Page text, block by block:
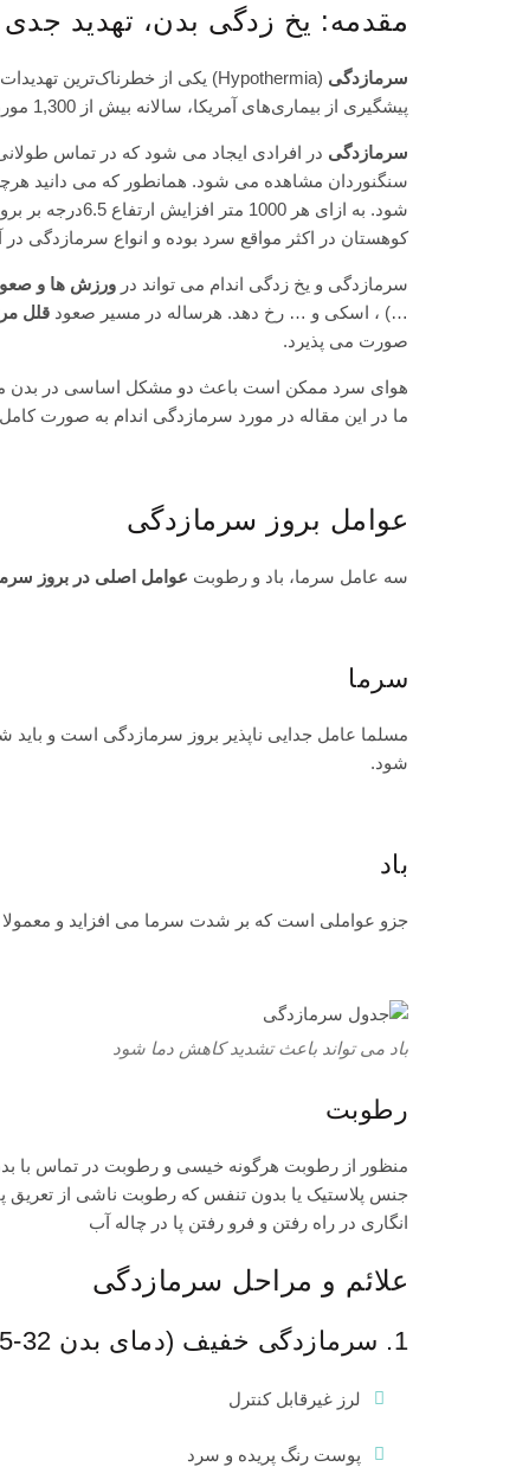
مقدمه: یخ زدگی بدن، تهدید جدی
سرمازدگی (Hypothermia) یکی از خطرناک‌ترین تهدیدات برای کوهنوردان، طبیعت‌گردان و ماجراجویان است. بر اساس آمار
پیشگیری از بیماری‌های آمریکا، سالانه بیش از 1,300 مورد مرگ ناشی از سرمازدگی در ایالات متحده گزارش می‌شود.
سرمازدگی در افرادی ایجاد می شود که در تماس
سنگنوردان مشاهده می شود. همانطور که می دانید
شود. به ازای هر 1000 متر افزایش ارتفاع 6.5درجه بر برودت و سرما افزوده می شود. و باد هم بر این سرما می افزاید.
کوهستان در اکثر مواقع سرد بوده و انواع سرمازدگی
سرمازدگی و یخ زدگی اندام می تواند در ورزش ها و
…) ، اسکی و … رخ دهد. هرساله در مسیر صعود قلل
صورت می پذیرد.
هوای سرد ممکن است باعث دو مشکل اساسی در بدن
ما در این مقاله در مورد سرمازدگی اندام به صورت
عوامل بروز سرمازدگی
سه عامل سرما، باد و رطوبت عوامل اصلی در بروز
سرما
مسلما عامل جدایی ناپذیر بروز سرمازدگی است و باید
شود.
باد
جزو عواملی است که بر شدت سرما می افزاید و
باد می تواند باعث تشدید کاهش دما شود
رطوبت
منظور از رطوبت هرگونه خیسی و رطوبت در تماس با
جنس پلاستیک یا بدون تنفس که رطوبت ناشی از
انگاری در راه رفتن و فرو رفتن پا در چاله آب
علائم و مراحل سرمازدگی
1. سرمازدگی خفیف (دمای بدن 32-35°C)
لرز غیرقابل کنترل
پوست رنگ پریده و سرد